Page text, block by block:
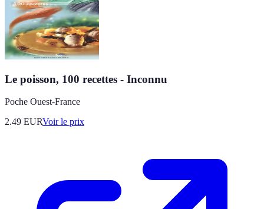
Le poisson, 100 recettes - Inconnu
Poche Ouest-France
2.49 EURVoir le prix